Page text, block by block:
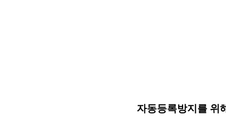
자동등록방지를 위